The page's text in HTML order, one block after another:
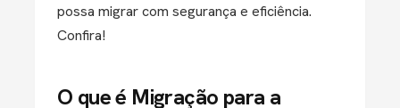
possa migrar com segurança e eficiência.
Confira!
O que é Migração para a